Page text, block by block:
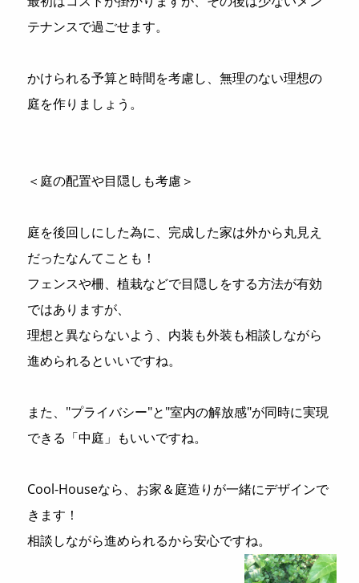
テナンスで過ごせます。
かけられる予算と時間を考慮し、無理のない理想の
庭を作りましょう。
＜庭の配置や目隠しも考慮＞
庭を後回しにした為に、完成した家は外から丸見え
だったなんてことも！
フェンスや柵、植栽などで目隠しをする方法が有効
ではありますが、
理想と異ならないよう、内装も外装も相談しながら
進められるといいですね。
また、"プライバシー"と"室内の解放感"が同時に実現
できる「中庭」もいいですね。
Cool-Houseなら、お家＆庭造りが一緒にデザインで
きます！
相談しながら進められるから安心ですね。